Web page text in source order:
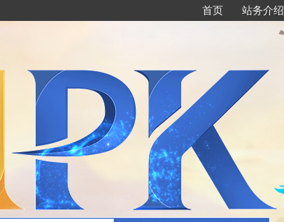
首页 站务介绍